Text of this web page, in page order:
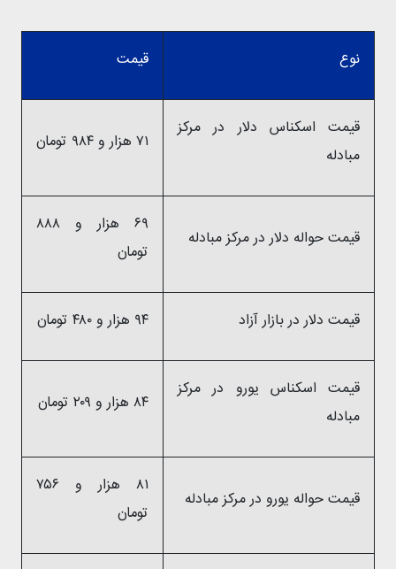
نوع قیمت
قیمت اسکناس دلار در مرکز
مبادله
۷۱ هزار و ۹۸۴ تومان
قیمت حواله دلار در مرکز مبادله
۶۹ هزار و ۸۸۸
تومان
قیمت دلار در بازار آزاد ۹۴ هزار و ۴۸۰ تومان
قیمت اسکناس یورو در مرکز
مبادله
۸۴ هزار و ۲۰۹ تومان
قیمت حواله یورو در مرکز مبادله
۸۱ هزار و ۷۵۶
تومان